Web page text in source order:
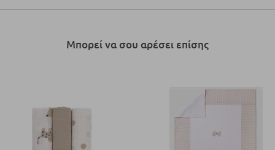
Μπορεί να σου αρέσει επίσης